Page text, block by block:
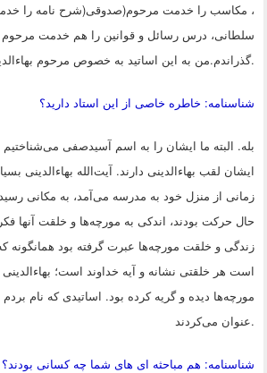
صدوقی(شرح نامه را)، مکاسب را خدمت مرحوم
سلطانی، درس رسائل و قوانین را هم خدمت مرحوم
گذراندم.من به این اساتید به خصوص مرحوم.
شناسنامه: خاطره خاصی از این استاد دارید؟
بله. البته ما ایشان را به اسم آسیدصفی می‌شناختیم
ایشان لقب بهاءالدینی دارند. آیت‌الله بهاء‌الدینی
زمانی از منزل خود به مدرسه می‌آمد، به مکانی
حال حرکت بودند، اندکی به مورچه‌ها و خلقت آنها
زندگی و خلقت مورچه‌ها عبرت گرفته بود همانگونه
است هر خلقتی نشانه و آیه خداوند است؛ بهاء‌الدینی
مورچه‌ها دیده و گریه کرده بود. اساتیدی که نام
عنوان می‌کردند.
شناسنامه: هم مباحثه ای های شما چه کسانی بودند؟